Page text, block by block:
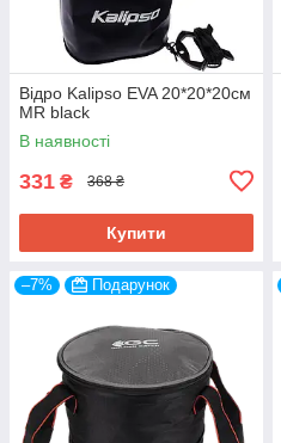
Відро Kalipso EVA 20*20*20см
MR black
В наявності
331 ₴ 368 ₴
Купити
–7% Подарунок